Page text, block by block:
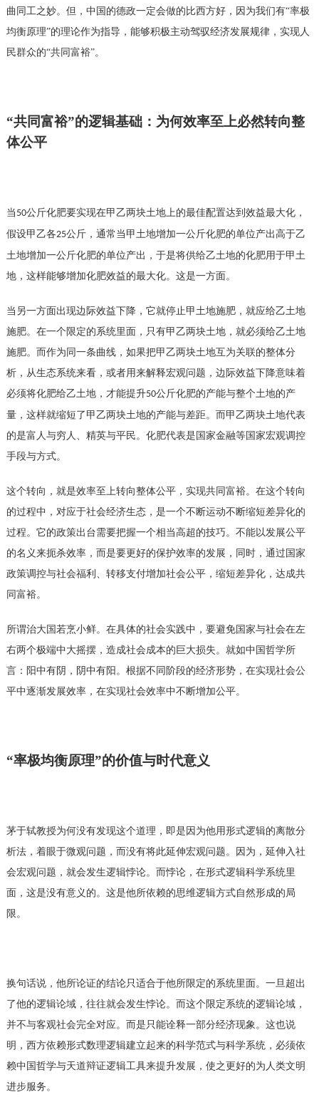
曲同工之妙。但，中国的德政一定会做的比西方好，因为我们有“率极
均衡原理”的理论作为指导，能够积极主动驾驭经济发展规律，实现人
民群众的“共同富裕”。
“共同富裕”的逻辑基础：为何效率至上必然转向整
体公平
当 50公斤化肥要实现在甲乙两块土地上的最佳配置达到效益最大化，
假设甲乙各25公斤，通常当甲土地增加一公斤化肥的单位产出高于乙
土地增加一公斤化肥的单位产出，于是将供给乙土地的化肥用于甲土
地，这样能够增加化肥效益的最大化。这是一方面。
当另一方面出现边际效益下降，它就停止甲土地施肥，就应给乙土地
施肥。在一个限定的系统里面，只有甲乙两块土地，就必须给乙土地
施肥。而作为同一条曲线，如果把甲乙两块土地互为关联的整体分
析，从生态系统来看，或者用来解释宏观问题，边际效益下降意味着
必须将化肥给乙土地，才能提升50公斤化肥的产能与整个土地的产
量，这样就缩短了甲乙两块土地的产能与差距。而甲乙两块土地代表
的是富人与穷人、精英与平民。化肥代表是国家金融等国家宏观调控
手段与方式。
这个转向，就是效率至上转向整体公平，实现共同富裕。在这个转向
的过程中，对应于社会经济生态，是一个不断运动不断缩短差异化的
过程。它的政策出台需要把握一个相当高超的技巧。不能以发展公平
的名义来扼杀效率，而是要更好的保护效率的发展，同时，通过国家
政策调控与社会福利、转移支付增加社会公平，缩短差异化，达成共
同富裕。
所谓治大国若烹小鲜。在具体的社会实践中，要避免国家与社会在左
右两个极端中大摇摆，造成社会成本的巨大损失。就如中国哲学所
言：阳中有阴，阴中有阳。根据不同阶段的经济形势，在实现社会公
平中逐渐发展效率，在实现社会效率中不断增加公平。
“率极均衡原理”的价值与时代意义
茅于轼教授为何没有发现这个道理，即是因为他用形式逻辑的离散分
析法，着眼于微观问题，而没有将此延伸宏观问题。因为，延伸入社
会宏观问题，就会发生逻辑悖论。而悖论，在形式逻辑科学系统里
面，这是没有意义的。这是他所依赖的思维逻辑方式自然形成的局
限。
换句话说，他所论证的结论只适合于他所限定的系统里面。一旦超出
了他的逻辑论域，往往就会发生悖论。而这个限定系统的逻辑论域，
并不与客观社会完全对应。而是只能诠释一部分经济现象。这也说
明，西方依赖形式数理逻辑建立起来的科学范式与科学系统，必须依
赖中国哲学与天道辩证逻辑工具来提升发展，使之更好的为人类文明
进步服务。